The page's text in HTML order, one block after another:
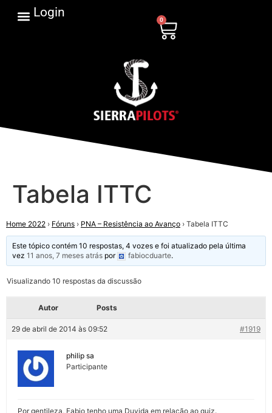
Login
0
Tabela ITTC
Home 2022 › Fóruns › PNA – Resistência ao Avanço › Tabela ITTC
Este tópico contém 10 respostas, 4 vozes e foi atualizado pela última
vez11 anos, 7 meses atrás por fabiocduarte.
Visualizando 10 respostas da discussão
Autor Posts
29 de abril de 2014 às 09:52 #1919
philip sa
Participante
Por gentileza, Fabio tenho uma Duvida em relação ao quiz.